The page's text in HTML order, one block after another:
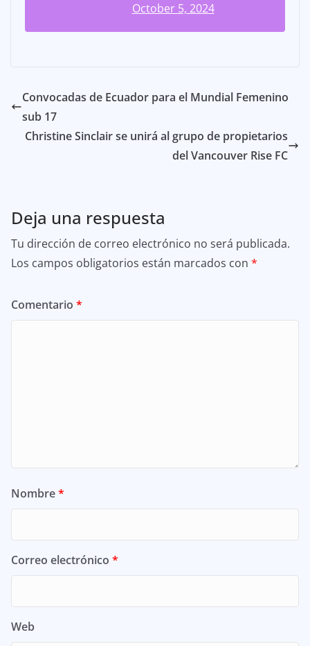
October 5, 2024
Convocadas de Ecuador para el Mundial Femenino
sub 17
Christine Sinclair se unirá al grupo de propietarios
del Vancouver Rise FC
Deja una respuesta
Tu dirección de correo electrónico no será publicada.
Los campos obligatorios están marcados con *
Comentario *
Nombre*
Correo electrónico *
Web